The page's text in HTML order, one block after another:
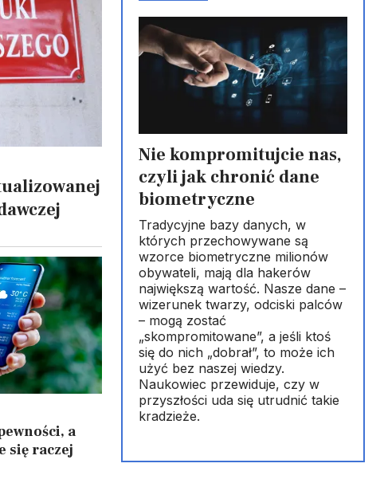
a
się raczej
Nie kompromitujcie nas,
czyli jak chronić dane
biometryczne
Tradycyjne bazy danych, w
których przechowywane są
wzorce biometryczne milionów
obywateli, mają dla hakerów
największą wartość. Nasze dane –
wizerunek twarzy, odciski palców
– mogą zostać
„skompromitowane”, a jeśli ktoś
się do nich „dobrał”, to może ich
użyć bez naszej wiedzy.
Naukowiec przewiduje, czy w
przyszłości uda się utrudnić takie
kradzieże.